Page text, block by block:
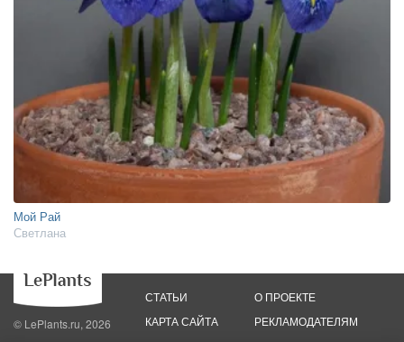
Мой Рай
Светлана
© LePlants.ru, 2026
СТАТЬИ
КАРТА САЙТА
О ПРОЕКТЕ
РЕКЛАМОДАТЕЛЯМ